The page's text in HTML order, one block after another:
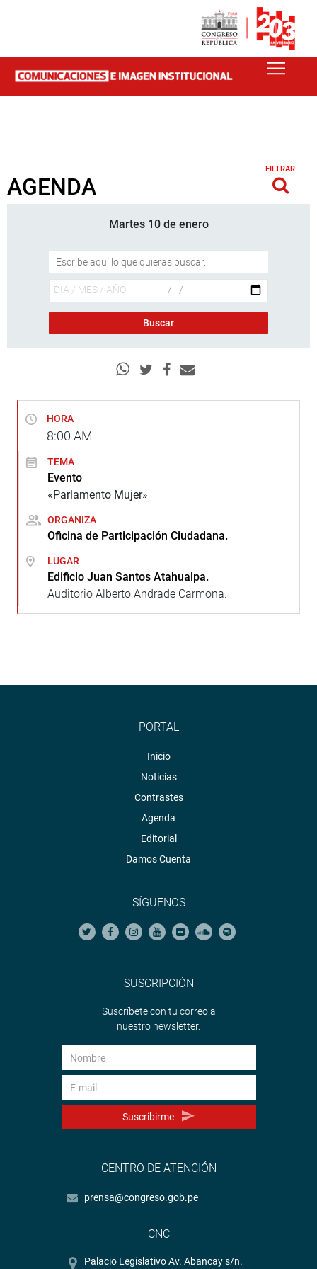
AGENDA
FILTRAR
Martes 10 de enero
HORA
8:00 AM
TEMA
Evento
«Parlamento Mujer»
ORGANIZA
Oficina de Participación Ciudadana.
LUGAR
Edificio Juan Santos Atahualpa.
Auditorio Alberto Andrade Carmona.
PORTAL
Inicio
Noticias
Contrastes
Agenda
Editorial
Damos Cuenta
SÍGUENOS
SUSCRIPCIÓN
Suscríbete con tu correo a
nuestro newsletter.
Suscribirme
CENTRO DE ATENCIÓN
prensa@congreso.gob.pe
CNC
Palacio Legislativo Av. Abancay s/n.